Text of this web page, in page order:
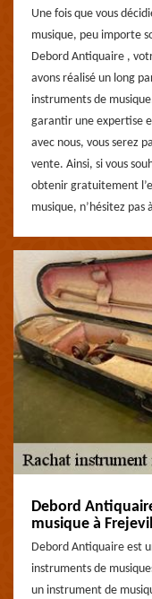
Une fois que vous
musique, peu importe
Debord Antiquaire ,
avons réalisé un long
instruments de
garantir une expertise
avec nous, vous serez
vente. Ainsi, si vous
obtenir gratuitement
musique, n’hésitez pas
Debord
musique à
Debord Antiquaire est
instruments de
un instrument de